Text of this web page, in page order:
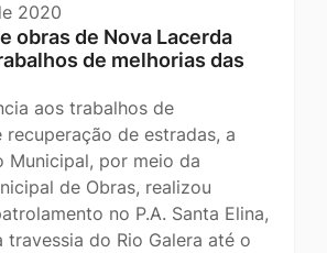
2020
obras de Nova Lacerda
de melhorias das
aos trabalhos de
recuperação de estradas, a
Municipal, por meio da
de Obras, realizou
no P.A. Santa Elina,
travessia do Rio Galera até o